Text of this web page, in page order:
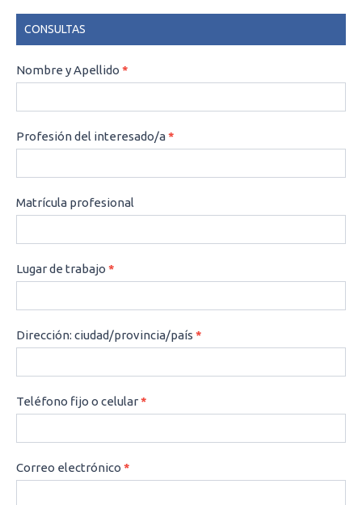
CONSULTAS
CONSULTAS
Nombre y Apellido *
Profesión del interesado/a*
Matrícula profesional
Lugar de trabajo *
Dirección: ciudad/provincia/país *
Teléfono fijo o celular*
Correo electrónico *